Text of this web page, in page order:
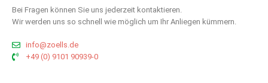
Bei Fragen können Sie uns jederzeit kontaktieren.
Wir werden uns so schnell wie möglich um Ihr Anliegen kümmern.
info@zoells.de
+49 (0) 9101 90939-0